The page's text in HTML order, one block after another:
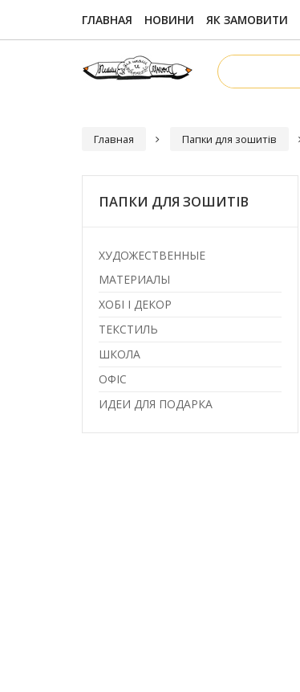
ГЛАВНАЯ НОВИНИ ЯК ЗАМОВИТИ
Главная Папки для зошитів
ПАПКИ ДЛЯ ЗОШИТІВ
ХУДОЖЕСТВЕННЫЕ
МАТЕРИАЛЫ
ХОБІ І ДЕКОР
ТЕКСТИЛЬ
ШКОЛА
ОФІС
ИДЕИ ДЛЯ ПОДАРКА